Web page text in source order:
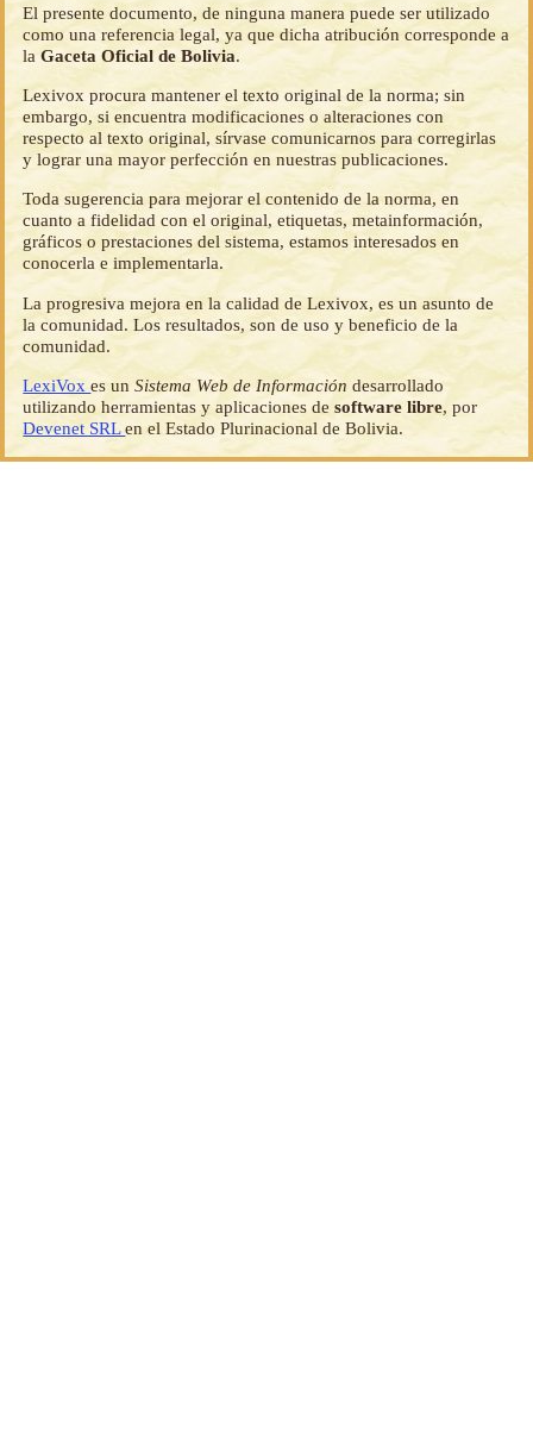
El presente documento, de ninguna manera puede ser utilizado
como una referencia legal, ya que dicha atribución corresponde a
laGaceta Oficial de Bolivia.
Lexivox procura mantener el texto original de la norma; sin
embargo, si encuentra modificaciones o alteraciones con
respecto al texto original, sírvase comunicarnos para corregirlas
y lograr una mayor perfección en nuestras publicaciones.
Toda sugerencia para mejorar el contenido de la norma, en
cuanto a fidelidad con el original, etiquetas, metainformación,
gráficos o prestaciones del sistema, estamos interesados en
conocerla e implementarla.
La progresiva mejora en la calidad de Lexivox, es un asunto de
la comunidad. Los resultados, son de uso y beneficio de la
comunidad.
LexiVoxes unSistema Web de Información desarrollado
utilizando herramientas y aplicaciones desoftware libre, por
Devenet SRLen el Estado Plurinacional de Bolivia.